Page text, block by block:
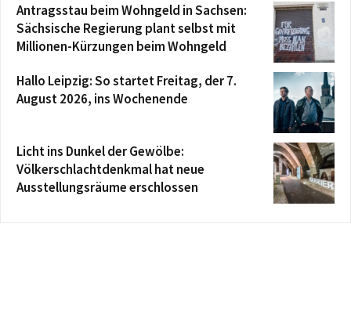
Antragsstau beim Wohngeld in Sachsen:
Sächsische Regierung plant selbst mit
Millionen-Kürzungen beim Wohngeld
Hallo Leipzig: So startet Freitag, der 7.
August 2026, ins Wochenende
Licht ins Dunkel der Gewölbe:
Völkerschlachtdenkmal hat neue
Ausstellungsräume erschlossen